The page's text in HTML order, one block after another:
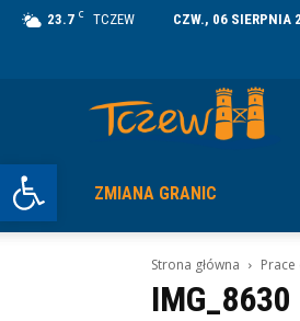
Otwórz pasek narzędzi
23.7 C TCZEW CZW., 06 SIERPNIA
ZMIANA GRANIC
Strona główna
IMG_8630